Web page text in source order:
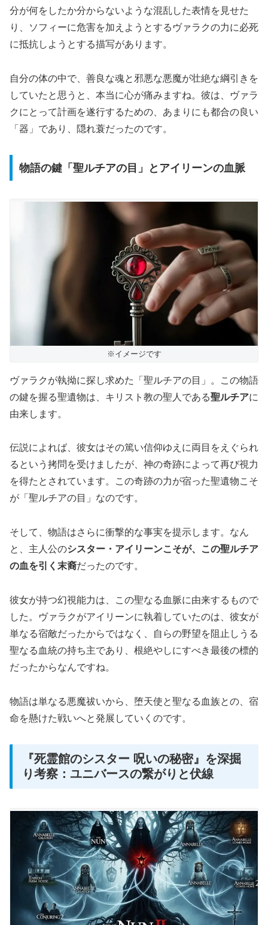
分が何をしたか分からないような混乱した表情を見せた
り、ソフィーに危害を加えようとするヴァラクの力に必死
に抵抗しようとする描写があります。
自分の体の中で、善良な魂と邪悪な悪魔が壮絶な綱引きを
していたと思うと、本当に心が痛みますね。彼は、ヴァラ
クにとって計画を遂行するための、あまりにも都合の良い
「器」であり、隠れ蓑だったのです。
物語の鍵「聖ルチアの目」とアイリーンの血脈
※イメージです
ヴァラクが執拗に探し求めた「聖ルチアの目」。この物語
の鍵を握る聖遺物は、キリスト教の聖人である聖ルチアに
由来します。
伝説によれば、彼女はその篤い信仰ゆえに両目をえぐられ
るという拷問を受けましたが、神の奇跡によって再び視力
を得たとされています。この奇跡の力が宿った聖遺物こそ
が「聖ルチアの目」なのです。
そして、物語はさらに衝撃的な事実を提示します。なん
と、主人公のシスター・アイリーンこそが、この聖ルチア
の血を引く末裔だったのです。
彼女が持つ幻視能力は、この聖なる血脈に由来するもので
した。ヴァラクがアイリーンに執着していたのは、彼女が
単なる宿敵だったからではなく、自らの野望を阻止しうる
聖なる血統の持ち主であり、根絶やしにすべき最後の標的
だったからなんですね。
物語は単なる悪魔祓いから、堕天使と聖なる血族との、宿
命を懸けた戦いへと発展していくのです。
『死霊館のシスター 呪いの秘密』を深掘
り考察：ユニバースの繋がりと伏線